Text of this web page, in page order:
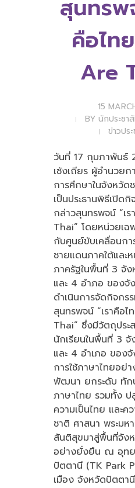
สุนทรพ
คือไท
Are
15
BY นักประชา
ข่าวปร
วันที่ 17 กุมภาพันธ์
เซ้งเถียร ผู้อำนวย
การศึกษาในจังหวัด
เป็นประธานพิธีเปิด
กล่าวสุนทรพจน์ “เ
Thai” โดยหน่วยเฉ
กับศูนย์ขับเคลื่อนก
ชายแดนภาคใต้และ
ภาครัฐในพื้นที่ 3 จั
และ 4 อำภอ ของจั
ดำเนินการจัดกิจกร
สุนทรพจน์ “เราคือ
Thai” ซึ่งมีวัตถุประ
นักเรียนในพื้นที่ 3 จั
และ 4 อำเภอ ของ
การใช้ภาษาไทยอย่
พัฒนา ยกระดับ ทัก
ภาษาไทย รวมทั้ง ป
ความเป็นไทย และ
ชาติ ศาสนา พระม
สันติสุขมาสู่พื้นที่จัง
อย่างยั่งยืน ณ อุทย
ปัตตานี (TK Park
เมือง จังหวัดปัตตานี